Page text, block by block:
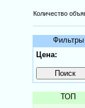
Количество
Фильтры
Цена:
ТОП